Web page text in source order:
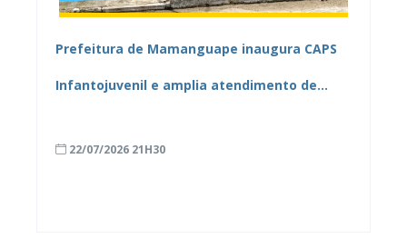
Prefeitura de Mamanguape inaugura CAPS
Infantojuvenil e amplia atendimento de
22/07/2026 21H30